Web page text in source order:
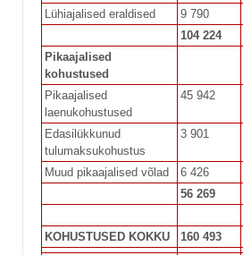
Lühiajalised eraldised
9 790
104 224
Pikaajalised
kohustused
Pikaajalised
laenukohustused
45 942
Edasilükkunud
tulumaksukohustus
3 901
Muud pikaajalised võlad 6 426
56 269
KOHUSTUSED KOKKU 160 493